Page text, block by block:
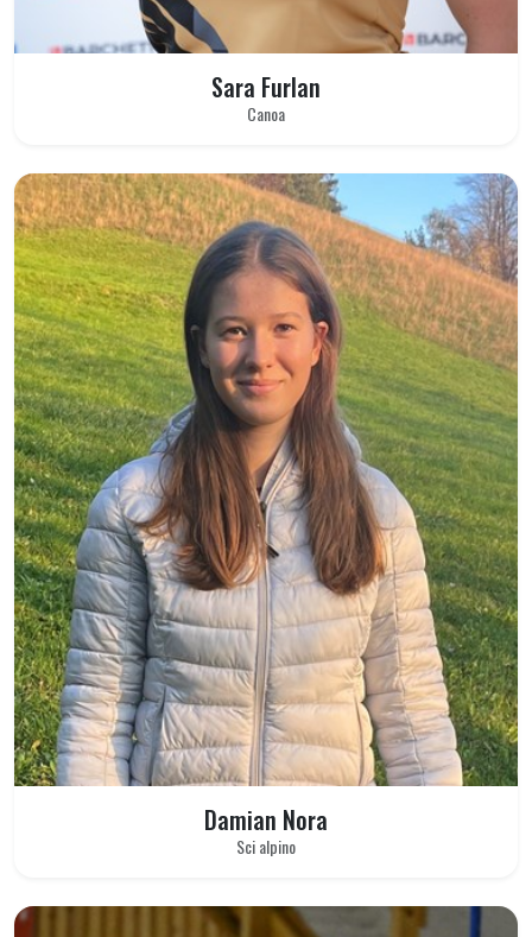
Sara Furlan
Canoa
Damian Nora
Sci alpino